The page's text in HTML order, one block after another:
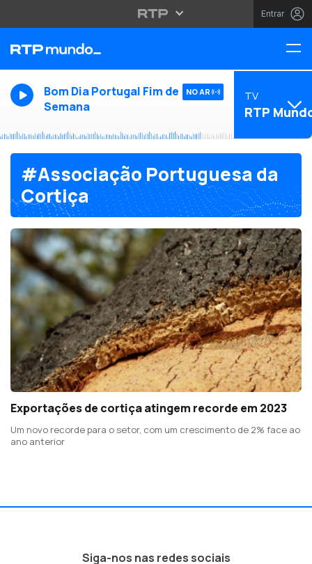
Entrar
Bom Dia Portugal Fim de
Semana
NO AR TV
RTP
#Associação Portuguesa da
Cortiça
Exportações de cortiça atingem recorde em 2023
Um novo recorde para o setor, com um crescimento de 2% face ao
ano anterior
Siga-nos nas redes sociais